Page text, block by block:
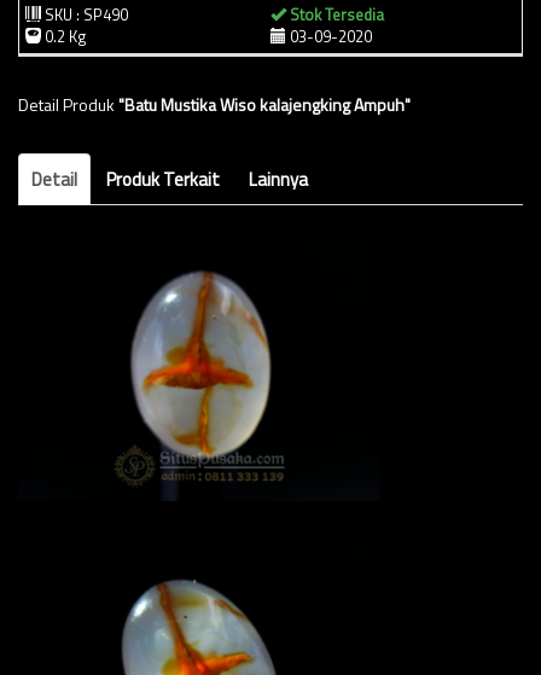
SKU : SP490
Stok Tersedia
0.2 Kg
03-09-2020
Detail Produk"Batu Mustika Wiso kalajengking Ampuh"
Detail Produk Terkait Lainnya